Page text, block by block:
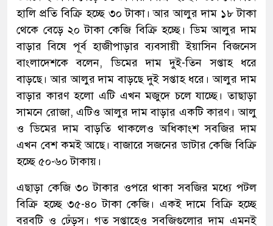
হালি প্রতি বিক্রি হচ্ছে ৩০ টাকা। আর আলুর দাম ১৮ টাকা
থেকে বেড়ে ২০ টাকা কেজি বিক্রি হচ্ছে। ডিম আলুর দাম
বাড়ার বিষে পূর্ব হাজীপাড়ার ব্যবসায়ী ইয়াসিন বিজনেস
বাংলাদেশকে বলেন, ডিমের দাম দুই-তিন সপ্তাহ ধরে
বাড়ছে। আর আলুর দাম বাড়ছে দুই সপ্তাহ ধরে। আলুর দাম
বাড়ার কারণ হলো এটি এখন মজুদে চলে যাচ্ছে। তাছাড়া
সামনে রোজা, এটিও আলুর দাম বাড়ার একটি কারণ। আলু
ও ডিমের দাম বাড়তি থাকলেও অধিকাংশ সবজির দাম
এখন বেশ কমই আছে। বাজারে সজনের ডাটার কেজি বিক্রি
হচ্ছে ৫০-৬০ টাকায়।
এছাড়া কেজি ৩০ টাকার ওপরে থাকা সবজির মধ্যে পটল
বিক্রি হচ্ছে ৩৫-৪০ টাকা কেজি। একই দামে বিক্রি হচ্ছে
বরবটি ও ঢেঁড়স। গত সপ্তাহেও সবজিগুলোর দাম এমনই